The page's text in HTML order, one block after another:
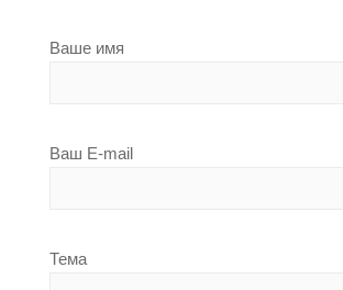
Ваше имя
Ваш E-mail
Тема